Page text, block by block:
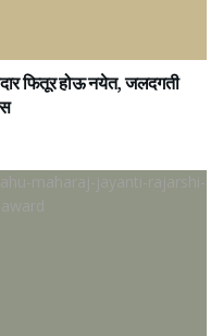
फितूर होऊ नयेत, जलदगती